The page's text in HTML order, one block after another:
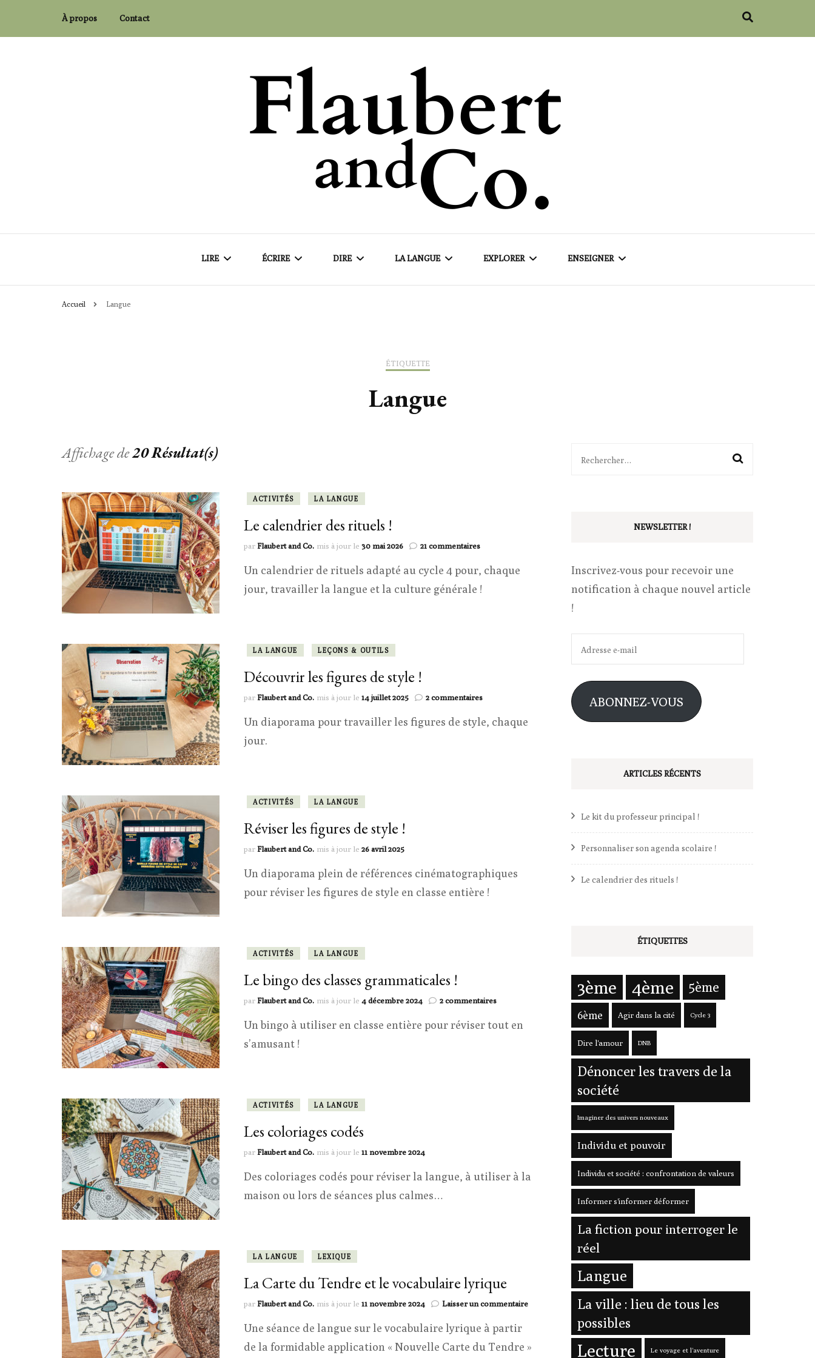
À propos Contact
Flaubert and Co.
LIRE ÉCRIRE DIRE LA LANGUE EXPLORER ENSEIGNER
Accueil Langue
ÉTIQUETTE
Langue
Affichage de20 Résultat(s)
ACTIVITÉS LA LANGUE
Le calendrier des rituels !
parFlaubert and Co. mis à jour le 30 mai 2026 21 commentairessur
calendrier
rituels
Un calendrier de rituels adapté au cycle 4 pour, chaque
jour, travailler la langue et la culture générale !
LA LANGUE LEÇONS & OUTILS
Découvrir les figures de style !
parFlaubert and Co. mis à jour le 14 juillet 2025 2 commentairessur
les
Un diaporama pour travailler les figures de style, chaque
jour.
ACTIVITÉS LA LANGUE
Réviser les figures de style !
parFlaubert and Co. mis à jour le 26 avril 2025
Un diaporama plein de références cinématographiques
pour réviser les figures de style en classe entière !
ACTIVITÉS LA LANGUE
Le bingo des classes grammaticales !
parFlaubert and Co. mis à jour le 4 décembre 2024 2 commentairessur
bingo
Un bingo à utiliser en classe entière pour réviser tout en
s’amusant !
ACTIVITÉS LA LANGUE
Les coloriages codés
parFlaubert and Co. mis à jour le 11 novembre 2024
Des coloriages codés pour réviser la langue, à utiliser à la
maison ou lors de séances plus calmes…
LA LANGUE LEXIQUE
La Carte du Tendre et le vocabulaire lyrique
parFlaubert and Co. mis à jour le 11 novembre 2024 Laisser un commentairesur
Tendre
Une séance de langue sur le vocabulaire lyrique à partir
de la formidable application « Nouvelle Carte du Tendre »
Rechercher :
NEWSLETTER !
Inscrivez-vous pour recevoir une
notification à chaque nouvel article
!
e-
mail
ABONNEZ-VOUS
ARTICLES RÉCENTS
Le kit du professeur principal !
Personnaliser son agenda scolaire !
Le calendrier des rituels !
ÉTIQUETTES
3ème 4ème 5ème
6ème Agir dans la cité Cycle 3
Dire l'amour DNB
Dénoncer les travers de la
société
Imaginer des univers nouveaux
Individu et pouvoir
Individu et société : confrontation de valeurs
Informer s'informer déformer
La fiction pour interroger le
réel
Langue
La ville : lieu de tous les
possibles
Lecture Le voyage et l'aventure